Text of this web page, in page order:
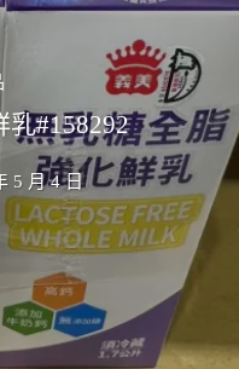
#158292
5 月 4 日